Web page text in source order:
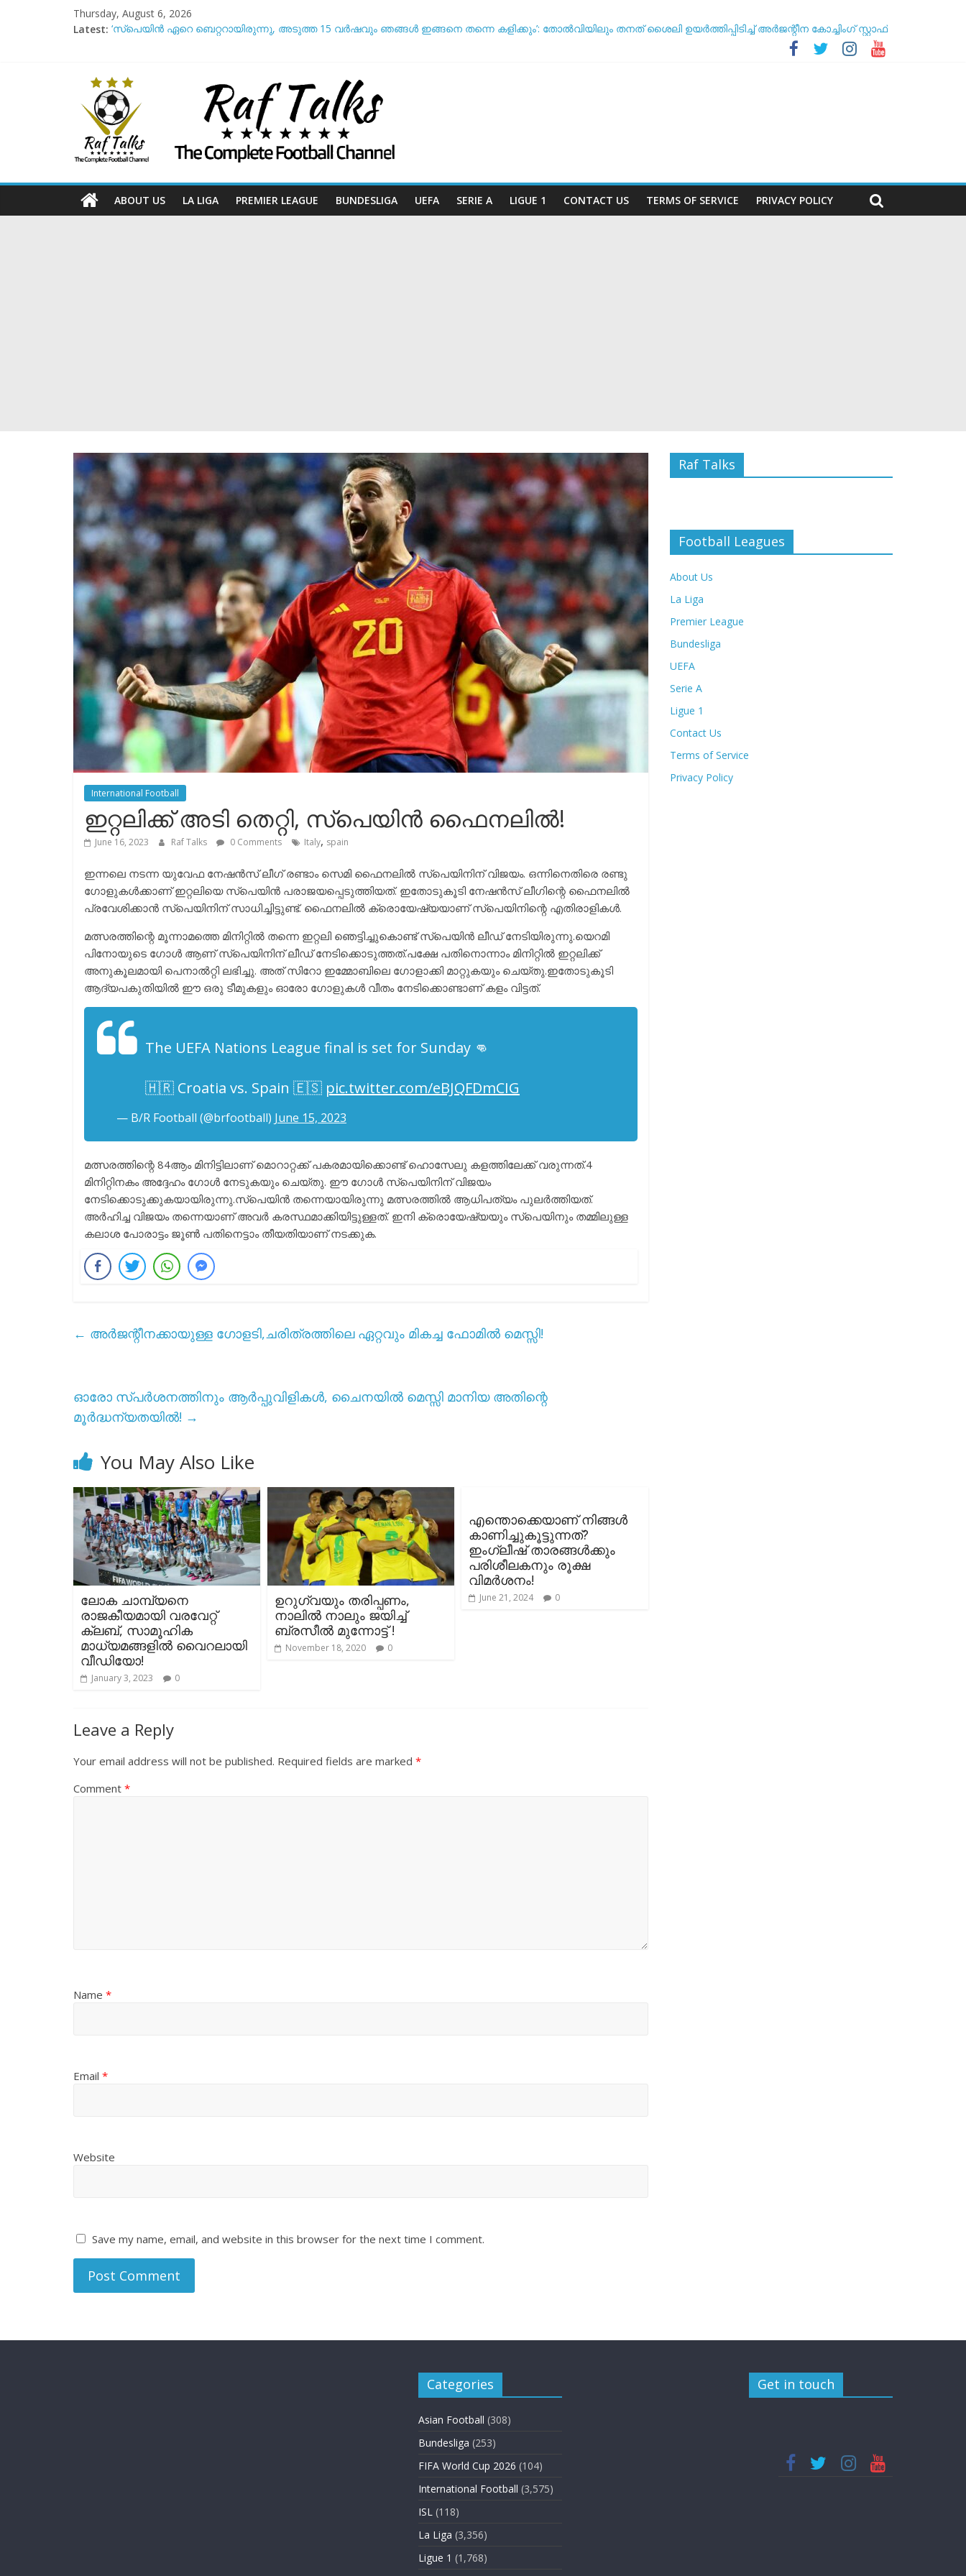
Thursday, August 6, 2026
Latest: ‘സ്പെയിൻ ഏറെ ബെറ്ററായിരുന്നു, അടുത്ത 15 വർഷവും ഞങ്ങൾ ഇങ്ങനെ തന്നെ കളിക്കും’: തോൽവിയിലും തനത് ശൈലി ഉയർത്തിപ്പിടിച്ച് അർജന്റീന കോച്ചിംഗ് സ്റ്റാഫ്
2030 ലോകകപ്പ്: കിരീട സാധ്യതയിൽ മുന്നിൽ ആര്? പവർ റാങ്കിംഗ് പുറത്ത് !
ഫിഫയ്‌ക്കെതിരെ കടുത്ത നിലപാടുമായി യുവേഫ: ലോകകപ്പ് ബഹിഷ്‌കരണ സാധ്യത ചർച്ച ചെയ്യാൻ അടിയന്തര യോഗം
Raf
Talks
The
Complete
Football
Channel
ABOUT US LA LIGA PREMIER LEAGUE BUNDESLIGA UEFA SERIE A LIGUE 1 CONTACT US TERMS OF SERVICE PRIVACY POLICY
International Football
ഇറ്റലിക്ക് അടി തെറ്റി, സ്പെയിൻ ഫൈനലിൽ!
June 16, 2023 Raf Talks 0 Comments Italy, spain
ഇന്നലെ നടന്ന യുവേഫ നേഷൻസ് ലീഗ് രണ്ടാം സെമി ഫൈനലിൽ സ്പെയിനിന് വിജയം. ഒന്നിനെതിരെ രണ്ടു
ഗോളുകൾക്കാണ് ഇറ്റലിയെ സ്പെയിൻ പരാജയപ്പെടുത്തിയത്. ഇതോടുകൂടി നേഷൻസ് ലീഗിന്റെ ഫൈനലിൽ
പ്രവേശിക്കാൻ സ്പെയിനിന് സാധിച്ചിട്ടുണ്ട്. ഫൈനലിൽ ക്രൊയേഷ്യയാണ് സ്പെയിനിന്റെ എതിരാളികൾ.
മത്സരത്തിന്റെ മൂന്നാമത്തെ മിനിറ്റിൽ തന്നെ ഇറ്റലി ഞെട്ടിച്ചുകൊണ്ട് സ്പെയിൻ ലീഡ് നേടിയിരുന്നു.യെറമി
പിനോയുടെ ഗോൾ ആണ് സ്പെയിനിന് ലീഡ് നേടിക്കൊടുത്തത്.പക്ഷേ പതിനൊന്നാം മിനിറ്റിൽ ഇറ്റലിക്ക്
അനുകൂലമായി പെനാൽറ്റി ലഭിച്ചു. അത് സിറോ ഇമ്മോബിലെ ഗോളാക്കി മാറ്റുകയും ചെയ്തു.ഇതോടുകൂടി
ആദ്യപകുതിയിൽ ഈ ഒരു ടീമുകളും ഓരോ ഗോളുകൾ വീതം നേടിക്കൊണ്ടാണ് കളം വിട്ടത്.
The UEFA Nations League final is set for Sunday 👊
🇭🇷 Croatia vs. Spain 🇪🇸 pic.twitter.com/eBJQFDmCIG
— B/R Football (@brfootball) June 15, 2023
മത്സരത്തിന്റെ 84ആം മിനിട്ടിലാണ് മൊറാറ്റക്ക് പകരമായിക്കൊണ്ട് ഹൊസേലു കളത്തിലേക്ക് വരുന്നത്.4
മിനിറ്റിനകം അദ്ദേഹം ഗോൾ നേടുകയും ചെയ്തു. ഈ ഗോൾ സ്പെയിനിന് വിജയം
നേടിക്കൊടുക്കുകയായിരുന്നു.സ്പെയിൻ തന്നെയായിരുന്നു മത്സരത്തിൽ ആധിപത്യം പുലർത്തിയത്.
അർഹിച്ച വിജയം തന്നെയാണ് അവർ കരസ്ഥമാക്കിയിട്ടുള്ളത്. ഇനി ക്രൊയേഷ്യയും സ്പെയിനും തമ്മിലുള്ള
കലാശ പോരാട്ടം ജൂൺ പതിനെട്ടാം തീയതിയാണ് നടക്കുക.
← അർജന്റീനക്കായുള്ള ഗോളടി,ചരിത്രത്തിലെ ഏറ്റവും മികച്ച ഫോമിൽ മെസ്സി!
ഓരോ സ്പർശനത്തിനും ആർപ്പുവിളികൾ, ചൈനയിൽ മെസ്സി മാനിയ അതിന്റെ
മൂർദ്ധന്യതയിൽ! →
You May Also Like
ലോക ചാമ്പ്യനെ
രാജകീയമായി വരവേറ്റ്
ക്ലബ്, സാമൂഹിക
മാധ്യമങ്ങളിൽ വൈറലായി
വീഡിയോ!
January 3, 2023 0
ഉറുഗ്വയും തരിപ്പണം,
നാലിൽ നാലും ജയിച്ച്
ബ്രസീൽ മുന്നോട്ട് !
November 18, 2020 0
എന്തൊക്കെയാണ് നിങ്ങൾ
കാണിച്ചുകൂട്ടുന്നത്?
ഇംഗ്ലീഷ് താരങ്ങൾക്കും
പരിശീലകനും രൂക്ഷ
വിമർശനം!
June 21, 2024 0
Leave a Reply
Your email address will not be published. Required fields are marked *
Comment *
Name *
Email *
Website
Save my name, email, and website in this browser for the next time I comment.
Raf Talks
Football Leagues
About Us
La Liga
Premier League
Bundesliga
UEFA
Serie A
Ligue 1
Contact Us
Terms of Service
Privacy Policy
Categories
Asian Football (308)
Bundesliga (253)
FIFA World Cup 2026 (104)
International Football (3,575)
ISL (118)
La Liga (3,356)
Ligue 1 (1,768)
Get in touch